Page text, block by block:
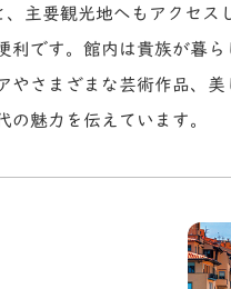
主要観光地へもアクセス
利です。館内は貴族が暮ら
やさまざまな芸術作品、
の魅力を伝えています。